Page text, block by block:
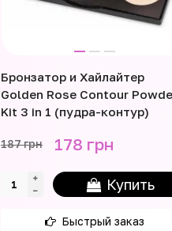
Бронзатор и Хайлайтер
Golden Rose Contour
Kit 3 in 1 (пудра-контур)
187 грн 178 грн
Купить
Быстрый заказ